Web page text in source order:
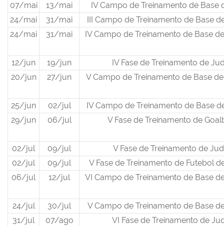
07/mai 13/mai
IV Campo de Treinamento de Base
24/mai
31/mai
III Campo de Treinamento de Base
24/mai
31/mai IV Campo de Treinamento de Base
12/jun 19/jun
IV Fase de Treinamento de
20/jun
27/jun V Campo de Treinamento de Base
25/jun 02/jul
IV Campo de Treinamento de Base
29/jun
06/jul V Fase de Treinamento de
02/jul 09/jul
V Fase de Treinamento de
02/jul
09/jul
V Fase de Treinamento de Futebol
06/jul
12/jul VI Campo de Treinamento de Base
24/jul 30/jul
V Campo de Treinamento de Base
31/jul
07/ago
VI Fase de Treinamento de